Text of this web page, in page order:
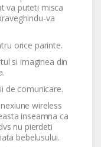
va puteti misca
va
orice parinte.
si imaginea din
de comunicare.
wireless
inseamna ca
nu pierdeti
bebelusului.